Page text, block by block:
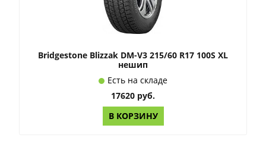
Bridgestone Blizzak DM-V3 215/60 R17 100S XL
нешип
Есть на складе
17620 руб.
В КОРЗИНУ